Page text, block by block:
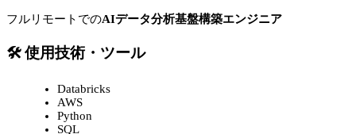
フルリモートでのAIデータ分析基盤構築エンジニア
🛠 使用技術・ツール
Databricks
AWS
Python
SQL